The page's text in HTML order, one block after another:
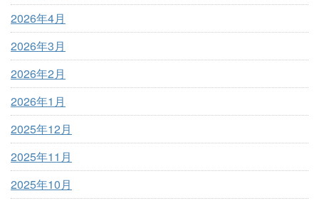
2026年4月
2026年3月
2026年2月
2026年1月
2025年12月
2025年11月
2025年10月